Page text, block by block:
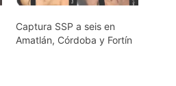
Captura SSP a seis en
Amatlán, Córdoba y Fortín